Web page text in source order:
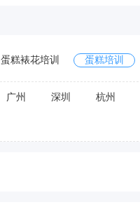
蛋糕裱花培训 蛋糕培训
广州 深圳 杭州